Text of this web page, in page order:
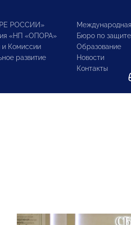
РОССИИ»
«НП «ОПОРА»
и Комиссии
развитие
Бюро по
Образование
Новости
Контакты